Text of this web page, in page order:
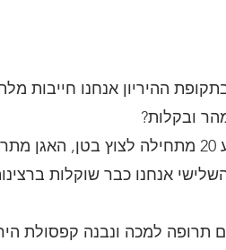
ההיריון אנחנו חייבות
ובקלות?
לקראת שבוע 20 מתחילה לצוץ
אנחנו כבר שוקלות
תרופה למכה ונבנה קפסולת